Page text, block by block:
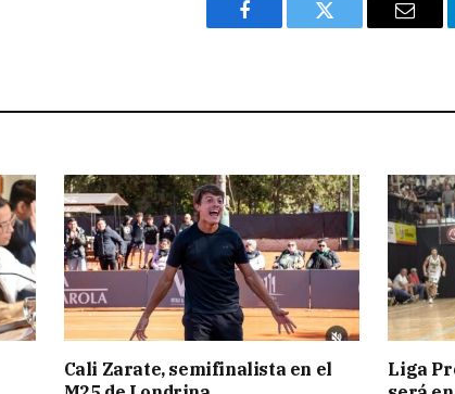
Facebook Twitter Email
Cali Zarate, semifinalista en el
Liga